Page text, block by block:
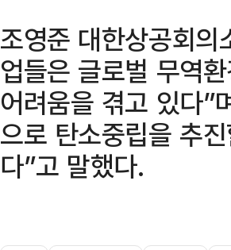
조영준 대한상공회
업들은 글로벌 무역
어려움을 겪고 있다”
으로 탄소중립을 추
다”고 말했다.